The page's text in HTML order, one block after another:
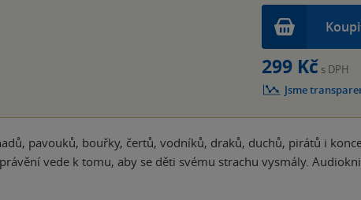
299 Kč s DPH
Jsme
pavouků, bouřky, čertů, vodníků, draků, duchů, pirátů i
vede k tomu, aby se děti svému strachu vysmály.